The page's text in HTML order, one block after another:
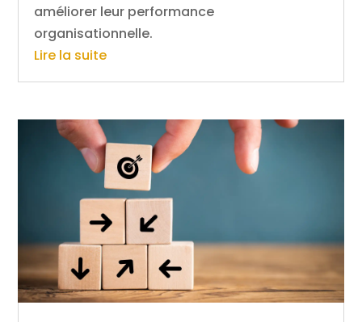
améliorer leur performance
organisationnelle.
Lire la suite